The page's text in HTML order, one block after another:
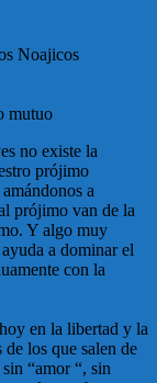
Noajicos
mutuo
no existe la
prójimo
a
prójimo van de la
Y algo muy
a dominar el
con la
en la libertad y la
los que salen de
“amor “, sin